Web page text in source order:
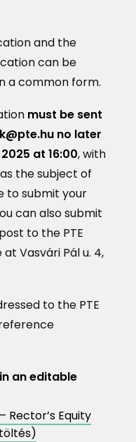
and the
can be
a common form.
must be sent
no later
at 16:00, with
the subject of
to submit your
can also submit
to the PTE
Vasvári Pál u. 4,
to the PTE
an editable
Rector’s Equity